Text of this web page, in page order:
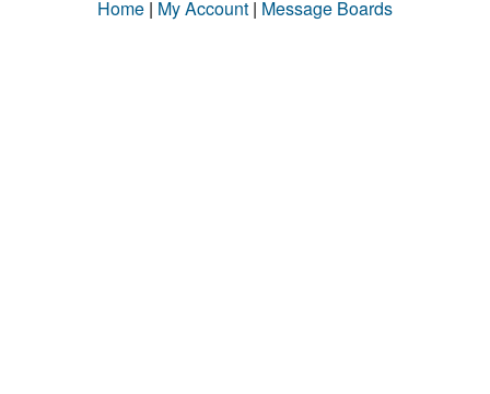
Home | My Account | Message Boards